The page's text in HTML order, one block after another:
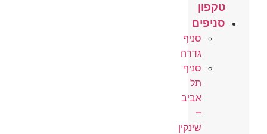
טקפון
סניפים
סניף
גדרה
סניף
תל
אביב
–
שינקין